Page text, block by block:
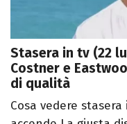
Stasera in tv (22
Costner e
di qualità
Cosa vedere